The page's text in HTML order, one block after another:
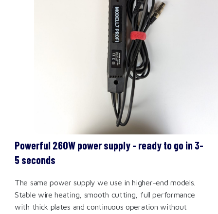
Powerful 260W power supply - ready to go in 3-
5 seconds
The same power supply we use in higher-end models.
Stable wire heating, smooth cutting, full performance
with thick plates and continuous operation without